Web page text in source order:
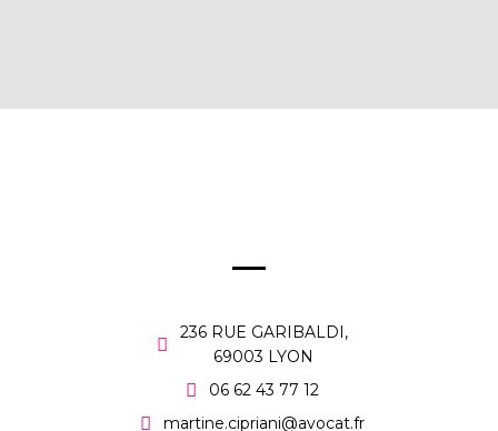
236 RUE GARIBALDI,
69003 LYON
06 62 43 77 12
martine.cipriani@avocat.fr